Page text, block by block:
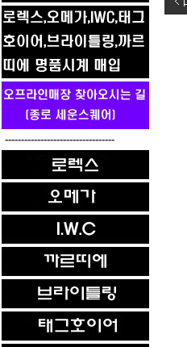
----------------------------------